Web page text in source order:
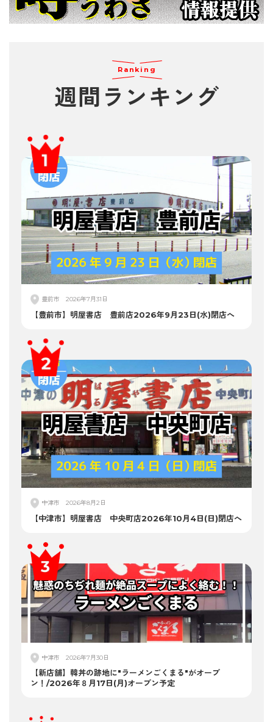
Ranking
週間 ランキング
豊前市 2026年7月31日
【豊前市】明屋書店 豊前店2026年9月23日(水)閉店へ
中津市 2026年8月2日
【中津市】明屋書店 中央町店2026年10月4日(日)閉店へ
中津市 2026年7月30日
【新店舗】韓丼の跡地に"ラーメンごくまる"がオープ
ン！/2026年８月17日(月)オープン予定